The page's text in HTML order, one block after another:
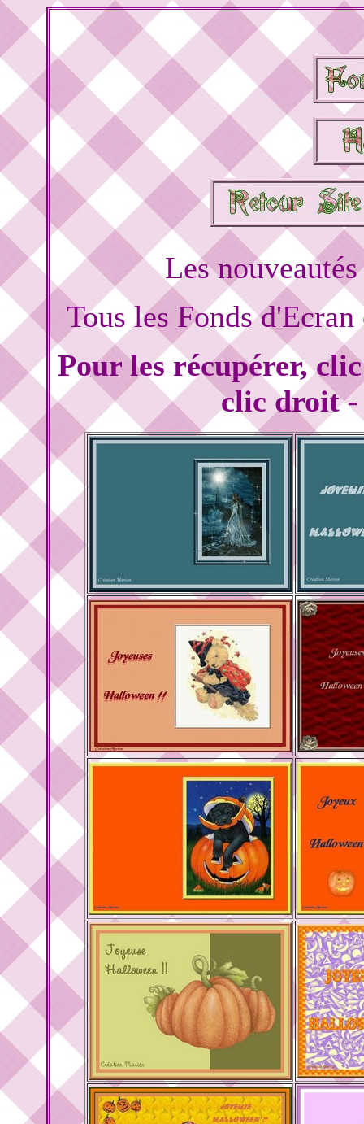
Les
Tous les Fonds
Pour les récupérer,
clic droit -